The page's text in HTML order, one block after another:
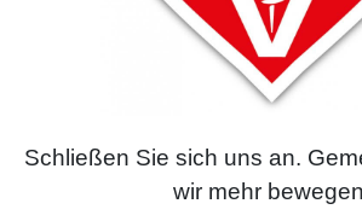
Schlie­ßen Sie sich uns an.
wir mehr